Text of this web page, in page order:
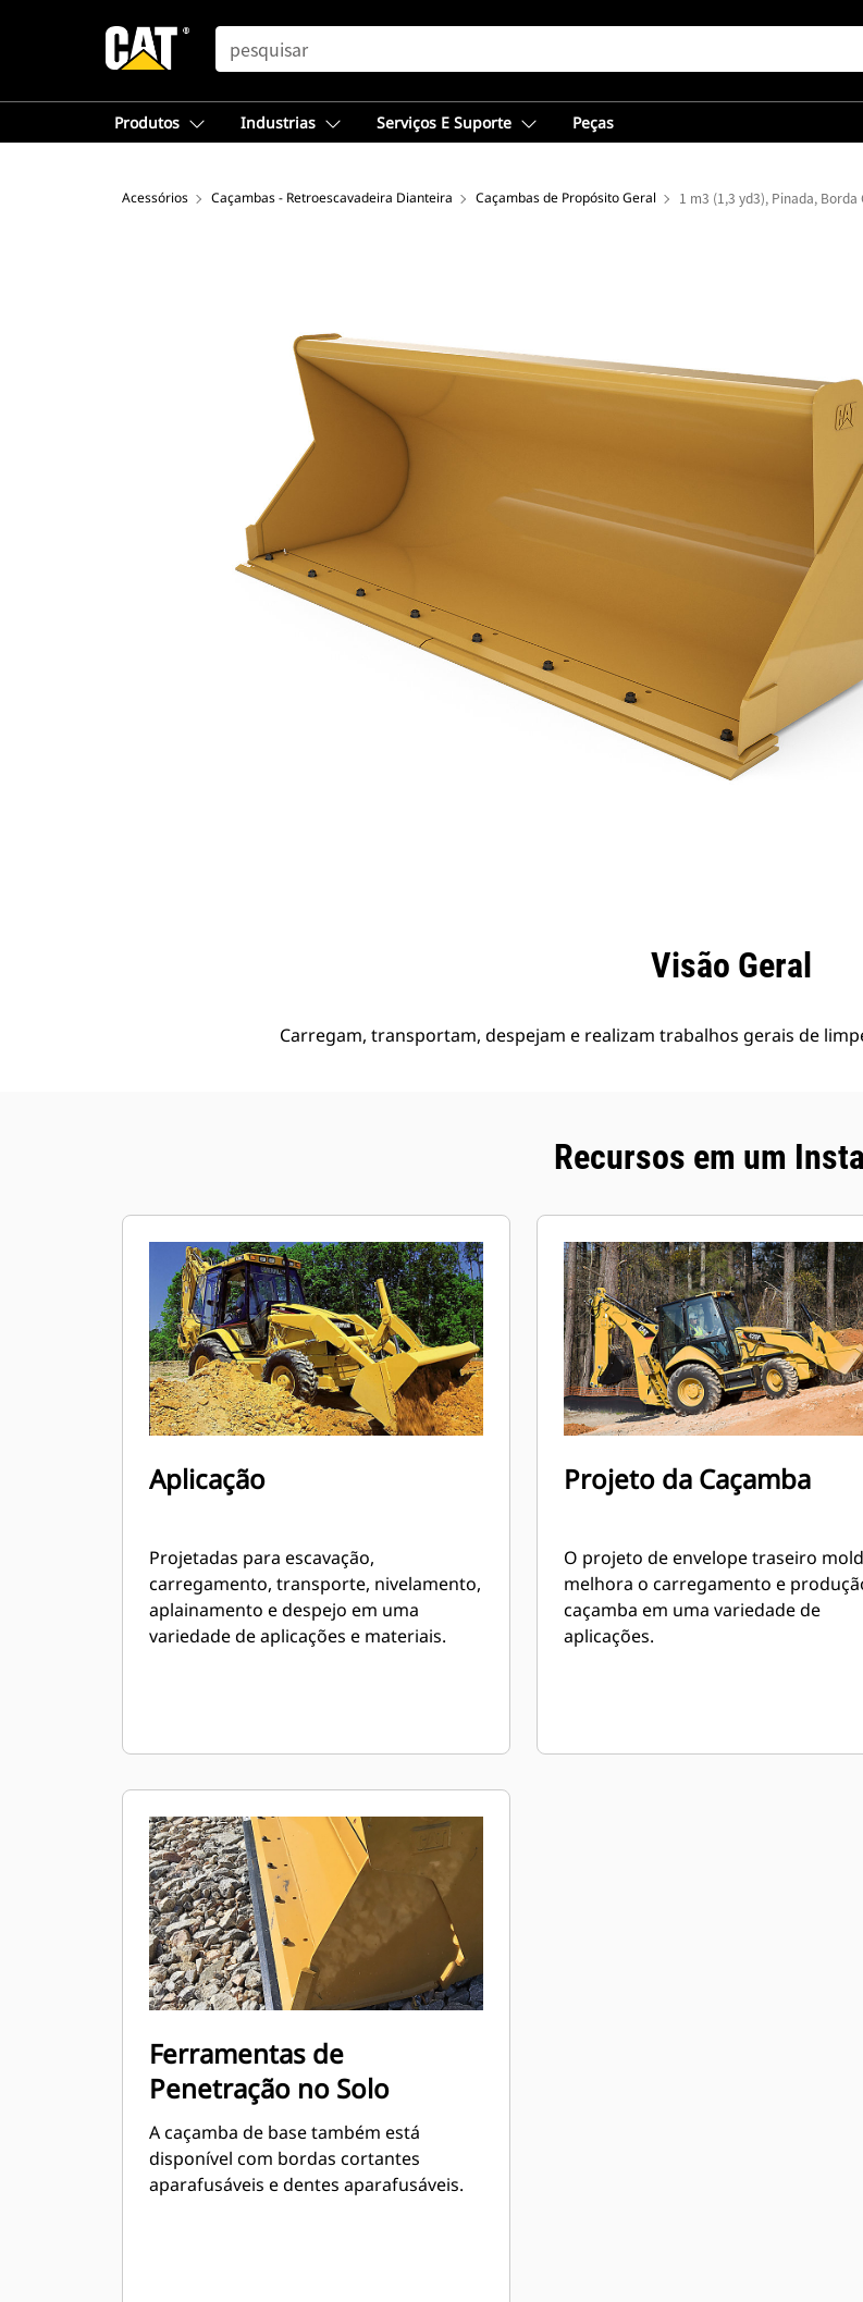
SEARCH
Produtos Industrias Serviços E Suporte Peças
Acessórios Caçambas - Retroescavadeira Dianteira Caçambas de Propósito Geral 1 m3 (1,3 yd3), Pinada,
Visão Geral
Carregam, transportam, despejam e realizam trabalhos gerais de
Recursos em um
Aplicação
Projetadas para escavação,
carregamento, transporte, nivelamento,
aplainamento e despejo em uma
variedade de aplicações e materiais.
Projeto da Caçamba
O projeto de envelope traseiro
melhora o carregamento e
caçamba em uma variedade de
aplicações.
Ferramentas de
Penetração no Solo
A caçamba de base também está
disponível com bordas cortantes
aparafusáveis e dentes aparafusáveis.